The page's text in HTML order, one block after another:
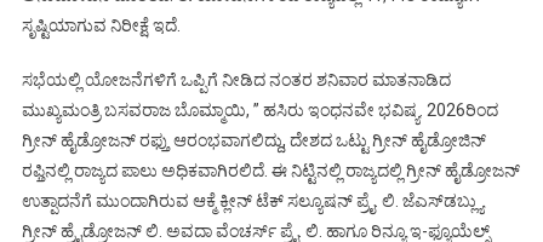
ಸೃಷ್ಟಿಯಾಗುವ ನಿರೀಕ್ಷೆ ಇದೆ.
ಸಭೆಯಲ್ಲಿ ಯೋಜನೆಗಳಿಗೆ ಒಪ್ಪಿಗೆ ನೀಡಿದ ನಂತರ ಶನಿವಾರ ಮಾತನಾಡಿದ
ಮುಖ್ಯಮಂತ್ರಿ ಬಸವರಾಜ ಬೊಮ್ಮಾಯಿ, ” ಹಸಿರು ಇಂಧನವೇ ಭವಿಷ್ಯ. 2026ರಿಂದ
ಗ್ರೀನ್‌ ಹೈಡ್ರೋಜನ್‌ ರಫ್ತು ಆರಂಭವಾಗಲಿದ್ದು, ದೇಶದ ಒಟ್ಟು ಗ್ರೀನ್‌ ಹೈಡ್ರೋಜಿನ್‌
ರಫ್ತಿನಲ್ಲಿ ರಾಜ್ಯದ ಪಾಲು ಅಧಿಕವಾಗಿರಲಿದೆ. ಈ ನಿಟ್ಟಿನಲ್ಲಿ ರಾಜ್ಯದಲ್ಲಿ ಗ್ರೀನ್ ಹೈಡ್ರೋಜನ್‌
ಉತ್ಪಾದನೆಗೆ ಮುಂದಾಗಿರುವ ಆಕ್ಮೆ ಕ್ಲೀನ್‌ ಟೆಕ್‌ ಸಲ್ಯೂಷನ್‌ ಪ್ರೈ. ಲಿ. ಜೆಎಸ್‌ಡಬ್ಲ್ಯು
ಗ್ರೀನ್‌ ಹ್ರೈಡ್ರೋಜನ್‌ ಲಿ. ಅವದಾ ವೆಂಚರ್ಸ್‌ ಪ್ರೈ. ಲಿ. ಹಾಗೂ ರಿನ್ಯೂ ಇ-ಫ್ಯೂಯೆಲ್ಸ್‌